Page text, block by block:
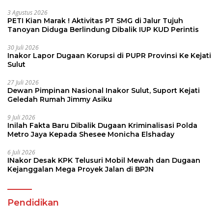
3 Agustus 2026
PETI Kian Marak ! Aktivitas PT SMG di Jalur Tujuh
Tanoyan Diduga Berlindung Dibalik IUP KUD Perintis
30 Juli 2026
Inakor Lapor Dugaan Korupsi di PUPR Provinsi Ke Kejati
Sulut
27 Juli 2026
Dewan Pimpinan Nasional Inakor Sulut, Suport Kejati
Geledah Rumah Jimmy Asiku
9 Juli 2026
Inilah Fakta Baru Dibalik Dugaan Kriminalisasi Polda
Metro Jaya Kepada Shesee Monicha Elshaday
6 Juli 2026
INakor Desak KPK Telusuri Mobil Mewah dan Dugaan
Kejanggalan Mega Proyek Jalan di BPJN
Pendidikan